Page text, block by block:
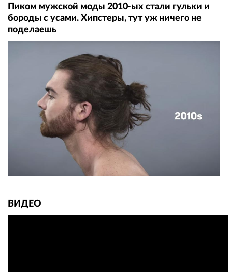
Пиком мужской моды 2010-ых стали гульки и
бороды с усами. Хипстеры, тут уж ничего не
поделаешь
ВИДЕО